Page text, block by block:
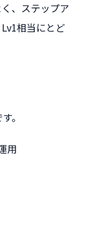
、ステップア
相当にとど
。
用